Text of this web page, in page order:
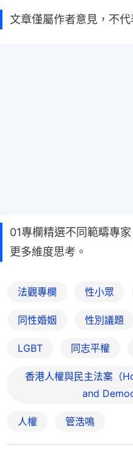
文章僅屬作者意見，不代
01專欄精選不同範疇專
更多維度思考。
法觀專欄 性小眾
同性婚姻 性別議題
LGBT 同志平權
香港人權與民主法案（
and
人權 管浩鳴